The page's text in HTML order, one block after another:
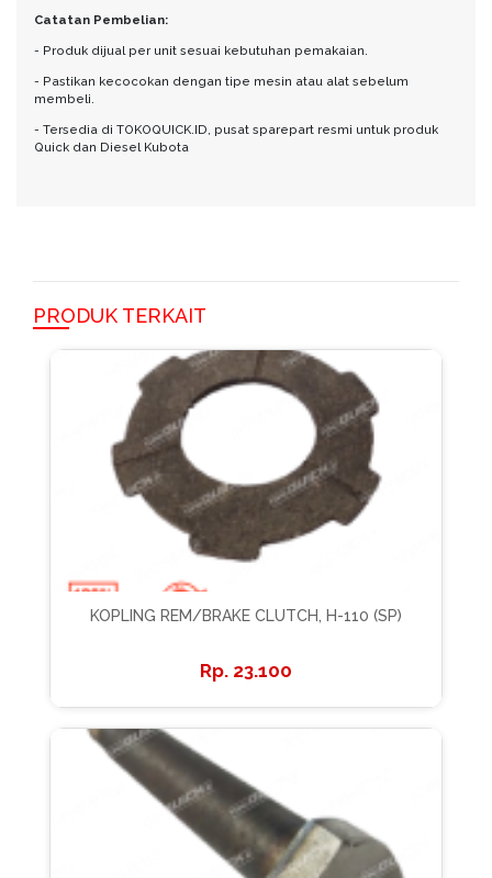
Catatan Pembelian:
- Produk dijual per unit sesuai kebutuhan pemakaian.
- Pastikan kecocokan dengan tipe mesin atau alat sebelum
membeli.
- Tersedia di TOKOQUICK.ID, pusat sparepart resmi untuk produk
Quick dan Diesel Kubota
PRODUK TERKAIT
KOPLING REM/BRAKE CLUTCH, H-110 (SP)
23.100